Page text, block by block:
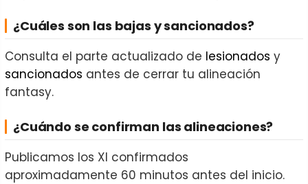
¿Cuáles son las bajas y sancionados?
Consulta el parte actualizado de lesionados y
sancionados antes de cerrar tu alineación
fantasy.
¿Cuándo se confirman las alineaciones?
Publicamos los XI confirmados
aproximadamente 60 minutos antes del inicio.